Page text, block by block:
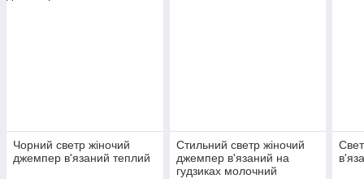
Чорний светр жіночий
джемпер в'язаний теплий
Стильний светр жіночий
джемпер в'язаний на
гудзиках молочний